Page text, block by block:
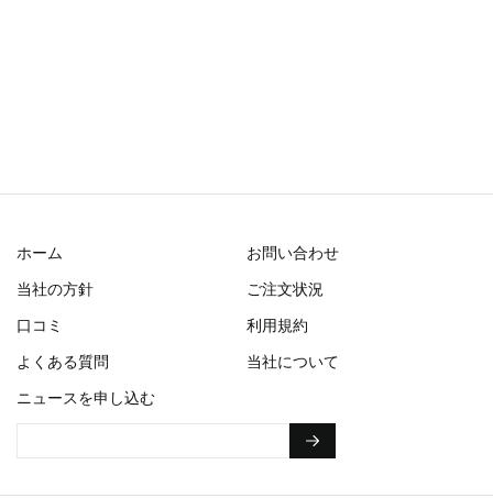
ホーム
お問い合わせ
当社の方針
ご注文状況
口コミ
利用規約
よくある質問
当社について
ニュースを申し込む